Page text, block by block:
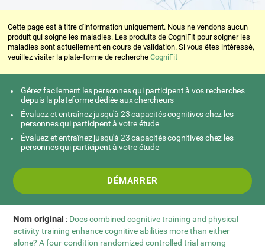
Cette page est à titre d'information uniquement. Nous ne vendons aucun
produit qui soigne les maladies. Les produits de CogniFit pour soigner les
maladies sont actuellement en cours de validation. Si vous êtes intéressé,
veuillez visiter la plate-forme de rechercheCogniFit
Gérez facilement les personnes qui participent à vos recherches
depuis la plateforme dédiée aux chercheurs
Évaluez et entraînez jusqu'à 23 capacités cognitives chez les
personnes qui participent à votre étude
Évaluez et entraînez jusqu'à 23 capacités cognitives chez les
personnes qui participent à votre étude
DÉMARRER
Nom original : Does combined cognitive training and physical
activity training enhance cognitive abilities more than either
alone? A four-condition randomized controlled trial among